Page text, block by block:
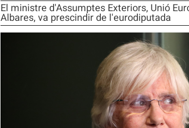
El ministre d'Assumptes Exteriors, Unió
Albares, va prescindir de l'eurodiputada